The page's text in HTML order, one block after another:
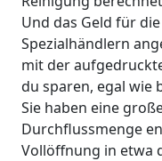
Und das Geld für
Spezialhändlern
mit der
du sparen, egal wie
Sie haben eine
Durchflussmenge
Vollöffnung in etwa